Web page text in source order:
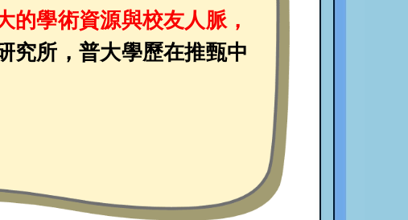
的學術資源與校友人脈，
究所，普大學歷在推甄中